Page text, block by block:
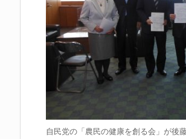
自民党の「農民の健康を創る会」が後